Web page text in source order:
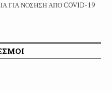
ΓΙΑ ΝΟΣΗΣΗ ΑΠΟ COVID-19